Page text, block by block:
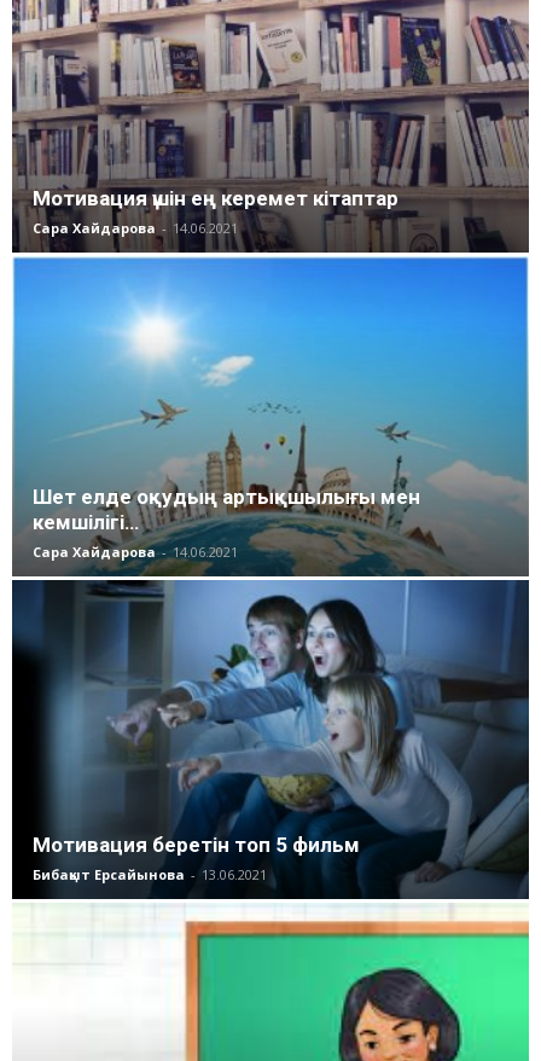
Мотивация үшін ең керемет кітаптар
Сара Хайдарова - 14.06.2021
Шет елде оқудың артықшылығы мен
кемшілігі…
Сара Хайдарова - 14.06.2021
Мотивация беретін топ 5 фильм
Бибақыт Ерсайынова - 13.06.2021